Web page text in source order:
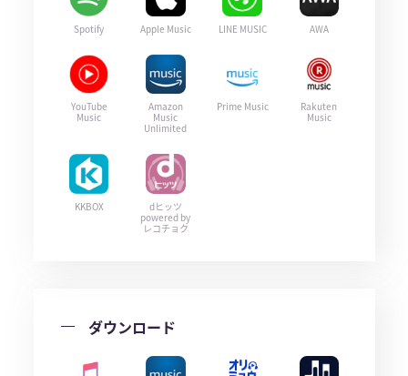
Spotify Apple Music LINE MUSIC AWA
YouTube
Music
Amazon
Music
Unlimited
Prime Music
Rakuten
Music
KKBOX
dヒッツ
powered by
レコチョク
ダウンロード